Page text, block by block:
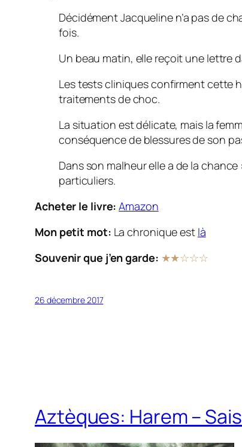
Décidément Jacqueline n’a pas de
fois.
Un beau matin, elle reçoit une lettre
Les tests cliniques confirment cette
traitements de choc.
La situation est délicate, mais la
conséquence de blessures de son
Dans son malheur elle a de la
particuliers.
Acheter le livre: Amazon
Mon petit mot: La chronique est là
Souvenir que j’en garde: ★★☆☆☆
26 décembre 2017
Aztèques: Harem –